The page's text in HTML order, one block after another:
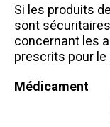
Si les produits
sont
concernant les
prescrits pour
Médicament